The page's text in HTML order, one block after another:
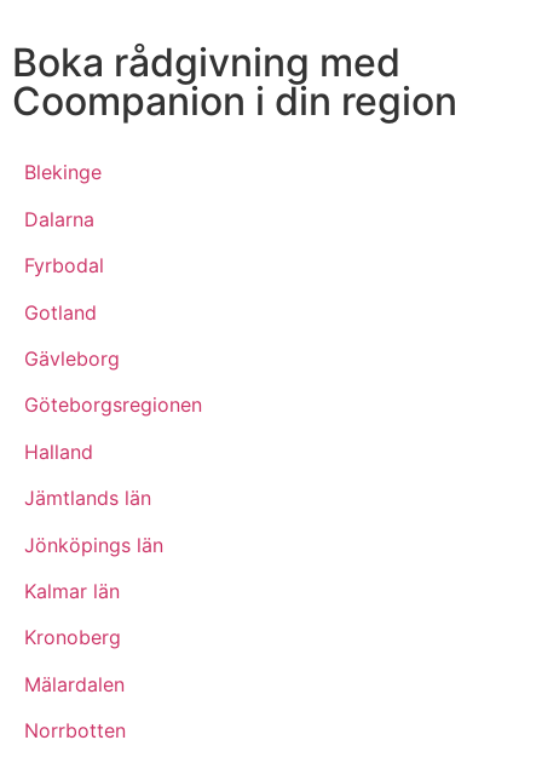
Boka rådgivning med
Coompanion i din region
Blekinge
Dalarna
Fyrbodal
Gotland
Gävleborg
Göteborgsregionen
Halland
Jämtlands län
Jönköpings län
Kalmar län
Kronoberg
Mälardalen
Norrbotten